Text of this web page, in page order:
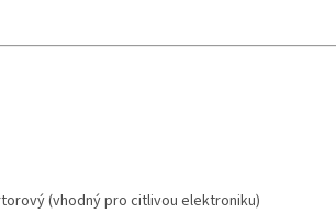
(vhodný pro citlivou elektroniku)